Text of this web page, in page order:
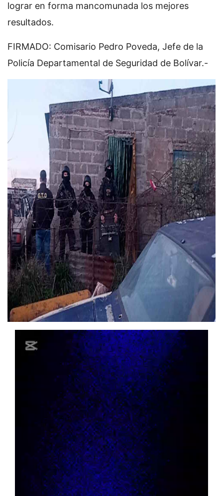
lograr en forma mancomunada los mejores
resultados.
FIRMADO: Comisario Pedro Poveda, Jefe de la
Policía Departamental de Seguridad de Bolívar.-